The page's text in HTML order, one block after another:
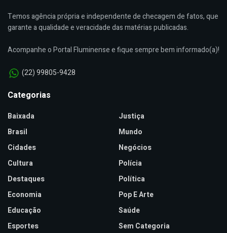
Temos agência própria e independente de checagem de fatos, que
garante a qualidade e veracidade das matérias publicadas.
Acompanhe o Portal Fluminense e fique sempre bem informado(a)!
(22) 99805-9428
Categorias
Baixada
Brasil
Cidades
Cultura
Destaques
Economia
Educação
Esportes
Justiça
Mundo
Negócios
Polícia
Política
Pop E Arte
Saúde
Sem Categoria